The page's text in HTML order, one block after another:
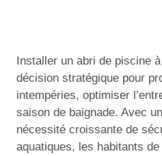
Installer un abri de piscine
décision stratégique pour
intempéries, optimiser
saison de baignade. Avec
nécessité croissante de
aquatiques, les habitants